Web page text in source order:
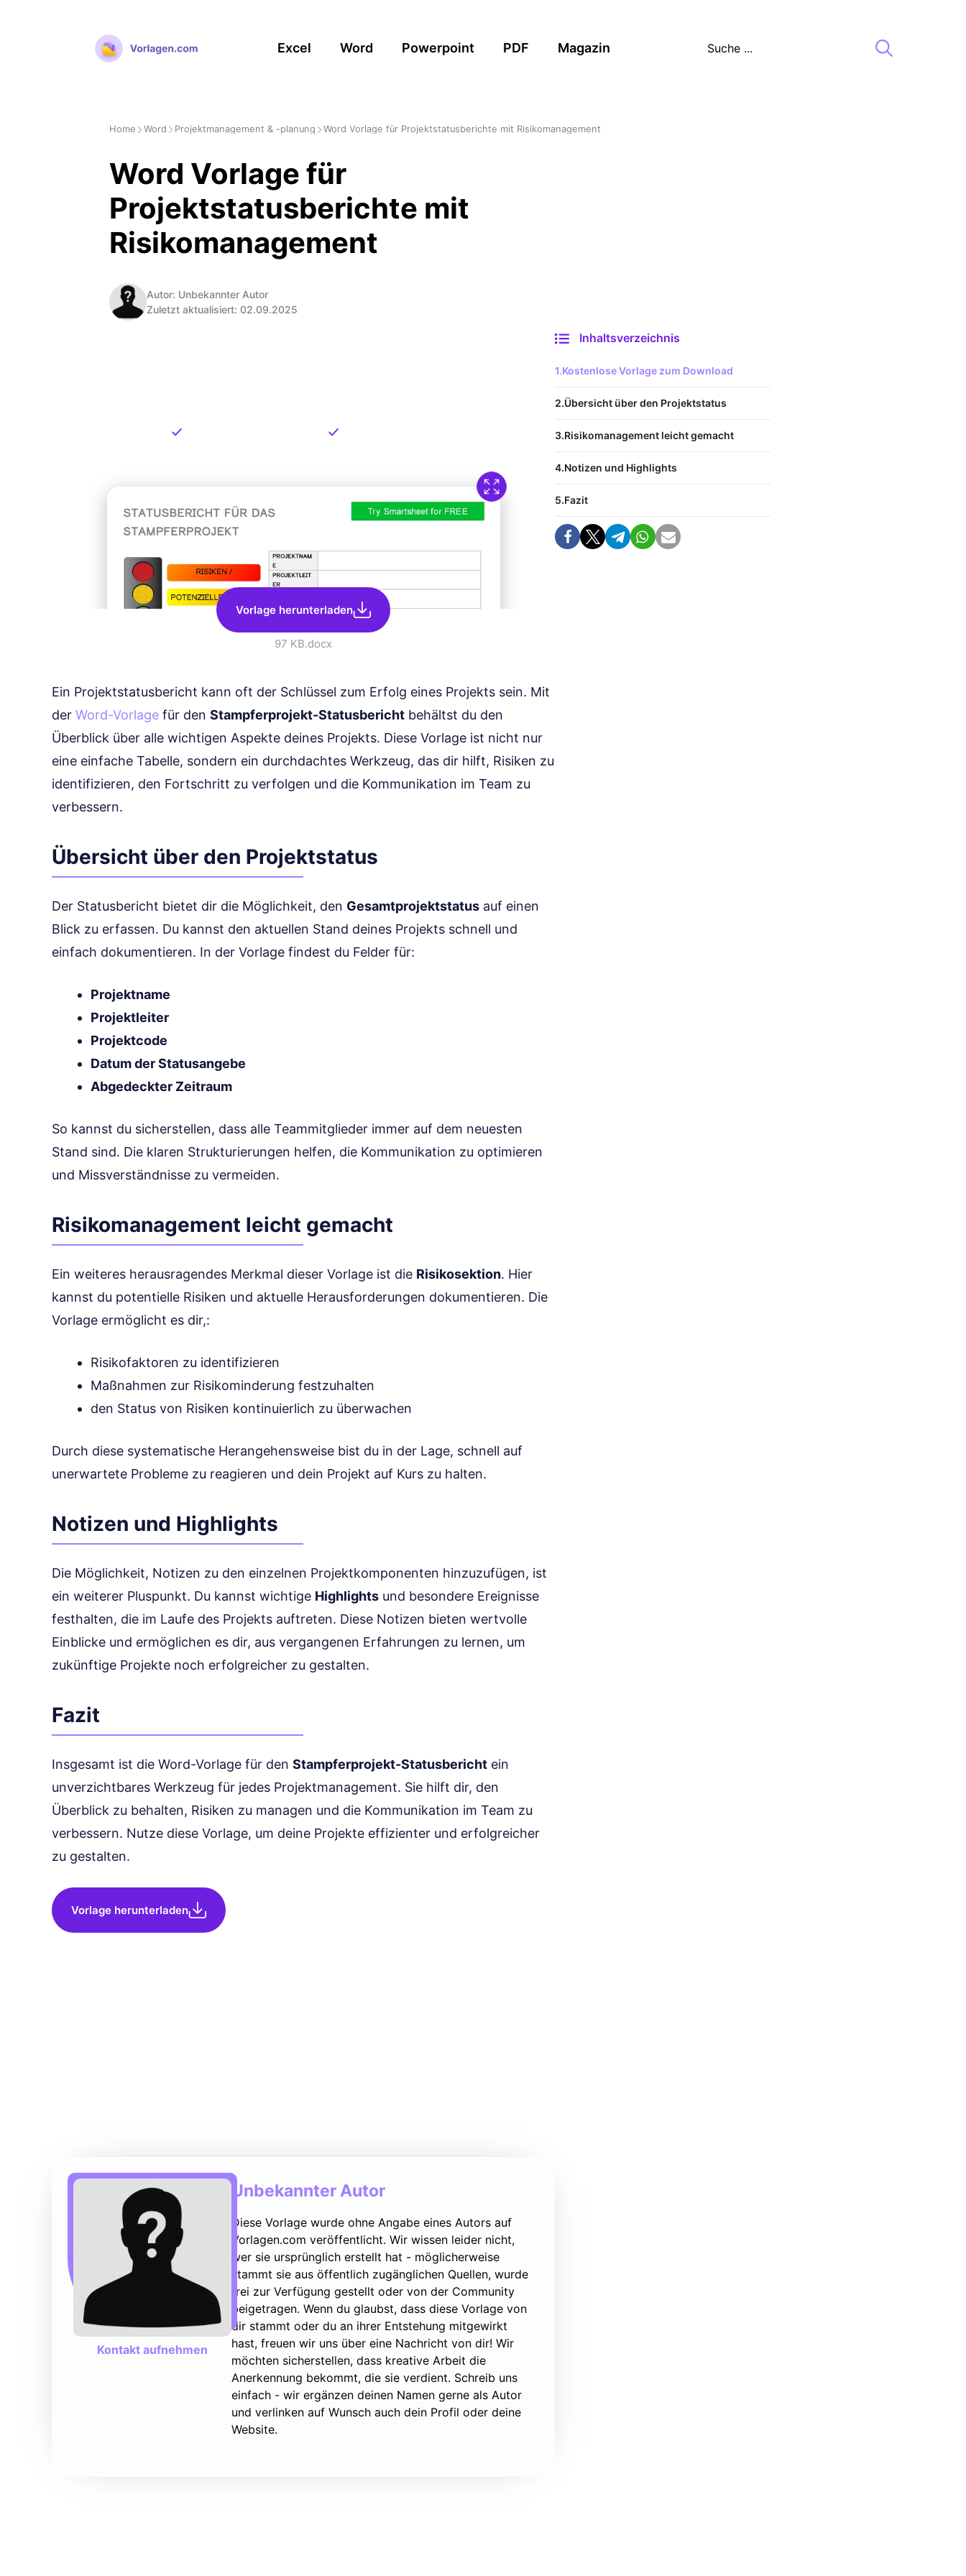
Excel Word Powerpoint PDF Magazin
Home Word Projektmanagement & -planung Word Vorlage für Projektstatusberichte mit Risikomanagement
Word Vorlage für
Projektstatusberichte mit
Risikomanagement
Autor: Unbekannter Autor
Zuletzt aktualisiert: 02.09.2025
Vorlage herunterladen
97 KB.docx
Ein Projektstatusbericht kann oft der Schlüssel zum Erfolg eines Projekts sein. Mit
der Word-Vorlage für den Stampferprojekt-Statusbericht behältst du den
Überblick über alle wichtigen Aspekte deines Projekts. Diese Vorlage ist nicht nur
eine einfache Tabelle, sondern ein durchdachtes Werkzeug, das dir hilft, Risiken zu
identifizieren, den Fortschritt zu verfolgen und die Kommunikation im Team zu
verbessern.
Übersicht über den Projektstatus
Der Statusbericht bietet dir die Möglichkeit, den Gesamtprojektstatus auf einen
Blick zu erfassen. Du kannst den aktuellen Stand deines Projekts schnell und
einfach dokumentieren. In der Vorlage findest du Felder für:
Projektname
Projektleiter
Projektcode
Datum der Statusangebe
Abgedeckter Zeitraum
So kannst du sicherstellen, dass alle Teammitglieder immer auf dem neuesten
Stand sind. Die klaren Strukturierungen helfen, die Kommunikation zu optimieren
und Missverständnisse zu vermeiden.
Risikomanagement leicht gemacht
Ein weiteres herausragendes Merkmal dieser Vorlage ist die Risikosektion. Hier
kannst du potentielle Risiken und aktuelle Herausforderungen dokumentieren. Die
Vorlage ermöglicht es dir,:
Risikofaktoren zu identifizieren
Maßnahmen zur Risikominderung festzuhalten
den Status von Risiken kontinuierlich zu überwachen
Durch diese systematische Herangehensweise bist du in der Lage, schnell auf
unerwartete Probleme zu reagieren und dein Projekt auf Kurs zu halten.
Notizen und Highlights
Die Möglichkeit, Notizen zu den einzelnen Projektkomponenten hinzuzufügen, ist
ein weiterer Pluspunkt. Du kannst wichtige Highlights und besondere Ereignisse
festhalten, die im Laufe des Projekts auftreten. Diese Notizen bieten wertvolle
Einblicke und ermöglichen es dir, aus vergangenen Erfahrungen zu lernen, um
zukünftige Projekte noch erfolgreicher zu gestalten.
Fazit
Insgesamt ist die Word-Vorlage für den Stampferprojekt-Statusbericht ein
unverzichtbares Werkzeug für jedes Projektmanagement. Sie hilft dir, den
Überblick zu behalten, Risiken zu managen und die Kommunikation im Team zu
verbessern. Nutze diese Vorlage, um deine Projekte effizienter und erfolgreicher
zu gestalten.
Vorlage herunterladen
Kontakt aufnehmen
Unbekannter Autor
Diese Vorlage wurde ohne Angabe eines Autors auf
Vorlagen.com veröffentlicht. Wir wissen leider nicht,
wer sie ursprünglich erstellt hat - möglicherweise
stammt sie aus öffentlich zugänglichen Quellen, wurde
frei zur Verfügung gestellt oder von der Community
beigetragen. Wenn du glaubst, dass diese Vorlage von
dir stammt oder du an ihrer Entstehung mitgewirkt
hast, freuen wir uns über eine Nachricht von dir! Wir
möchten sicherstellen, dass kreative Arbeit die
Anerkennung bekommt, die sie verdient. Schreib uns
einfach - wir ergänzen deinen Namen gerne als Autor
und verlinken auf Wunsch auch dein Profil oder deine
Website.
Inhaltsverzeichnis
Kostenlose Vorlage zum Download
Übersicht über den Projektstatus
Risikomanagement leicht gemacht
Notizen und Highlights
Fazit